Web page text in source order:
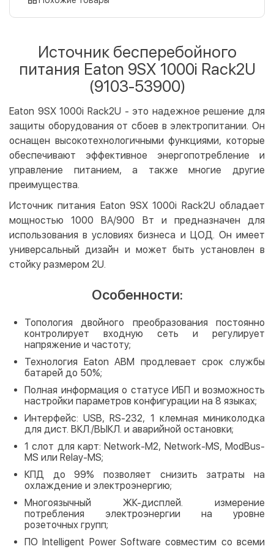
LiqPay
Apple Pay
Безналичный расчет
Оплата на карту юр.лица
Оплата на счет юр.лица
Бесплатно
Кредит
Оплата частями (Приватбанк)
Покупка частями (Монобанк)
Источник бесперебойного
питания Eaton 9SX 1000i Rack2U
(9103-53900)
Eaton 9SX 1000i Rack2U - это надежное решение для
защиты оборудования от сбоев в электропитании. Он
оснащен высокотехнологичными функциями, которые
обеспечивают эффективное энергопотребление и
управление питанием, а также многие другие
преимущества.
Источник питания Eaton 9SX 1000i Rack2U обладает
мощностью 1000 ВА/900 Вт и предназначен для
использования в условиях бизнеса и ЦОД. Он имеет
универсальный дизайн и может быть установлен в
стойку размером 2U.
Особенности:
Топология двойного преобразования постоянно
контролирует входную сеть и регулирует
напряжение и частоту;
Технология Eaton ABM продлевает срок службы
батарей до 50%;
Полная информация о статусе ИБП и возможность
настройки параметров конфигурации на 8 языках;
Интерфейс: USB, RS-232, 1 клемная миниколодка
для дист. ВКЛ./ВЫКЛ. и аварийной остановки;
1 слот для карт: Network-M2, Network-MS, ModBus-
MS или Relay-MS;
КПД до 99% позволяет снизить затраты на
охлаждение и электроэнергию;
Многоязычный ЖК-дисплей. измерение
потребления электроэнергии на уровне
розеточных групп;
ПО Intelligent Power Software совместим со всеми